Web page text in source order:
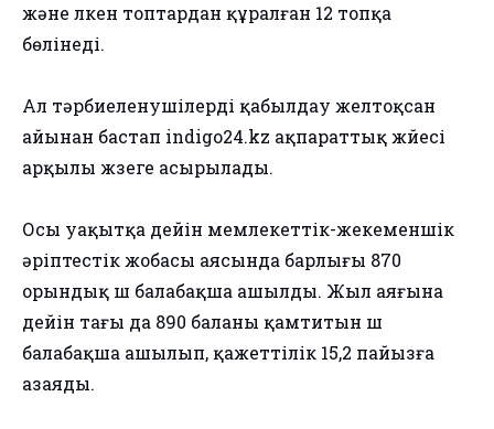
және үлкен топтардан құралған 12 топқа
бөлінеді.
Ал тәрбиеленушілерді қабылдау желтоқсан
айынан бастап indigo24.kz ақпараттық жүйесі
арқылы жүзеге асырылады.
Осы уақытқа дейін мемлекеттік-жекеменшік
әріптестік жобасы аясында барлығы 870
орындық үш балабақша ашылды. Жыл аяғына
дейін тағы да 890 баланы қамтитын үш
балабақша ашылып, қажеттілік 15,2 пайызға
азаяды.